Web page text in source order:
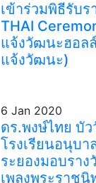
เข้าร่วมพิธีรับร
THAI
แจ้งวัฒนะฮอล
แจ้งวัฒนะ)
6 Jan 2020
ดร.พงษ์ไทย บั
โรงเรียนอนุบ
ระยองมอบราง
เพลงพระราชนิ